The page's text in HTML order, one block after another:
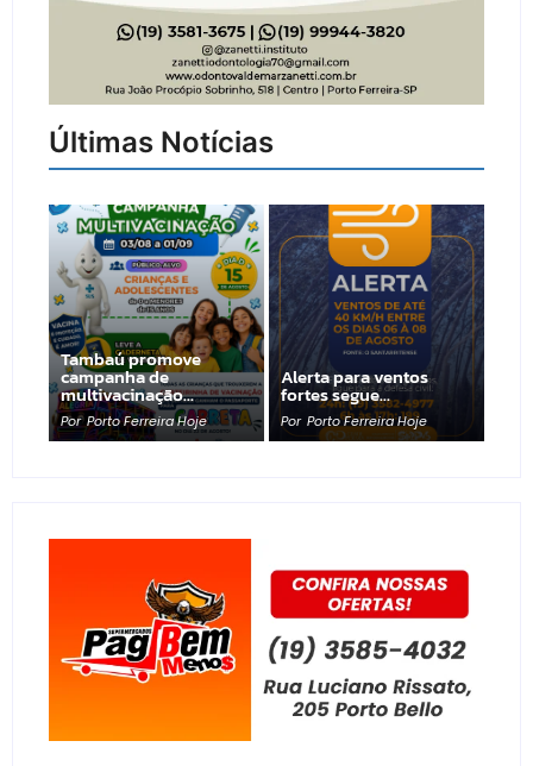
Últimas Notícias
Tambaú promove
campanha de
multivacinação…
Por Porto Ferreira Hoje
Alerta para ventos
fortes segue…
Por Porto Ferreira Hoje